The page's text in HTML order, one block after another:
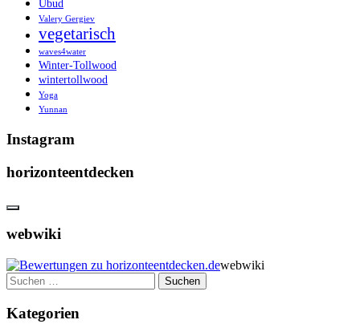
Ubud
Valery Gergiev
vegetarisch
waves4water
Winter-Tollwood
wintertollwood
Yoga
Yunnan
Instagram
horizonteentdecken
webwiki
webwiki
Suchen
nach:
Kategorien